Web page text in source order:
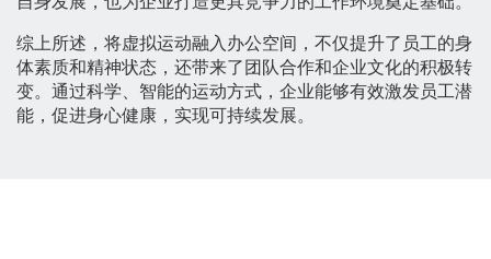
综上所述，将虚拟运动融入办公空间，不仅提升了员工的身
体素质和精神状态，还带来了团队合作和企业文化的积极转
变。通过科学、智能的运动方式，企业能够有效激发员工潜
能，促进身心健康，实现可持续发展。